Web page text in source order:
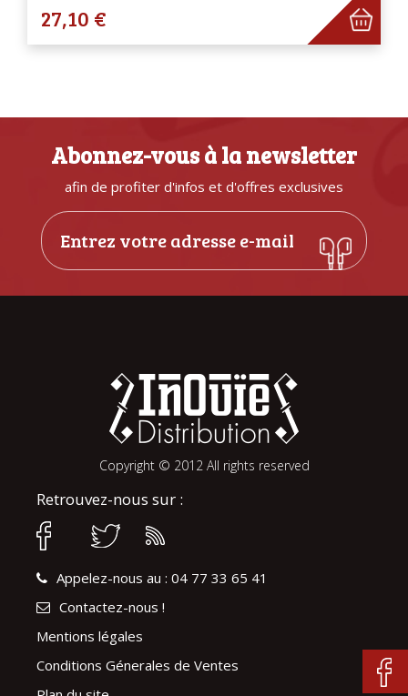
27,10 €
Abonnez-vous à la newsletter
afin de profiter d'infos et d'offres exclusives
Copyright © 2012 All rights reserved
Retrouvez-nous sur :
Appelez-nous au : 04 77 33 65 41
Contactez-nous !
Mentions légales
Conditions Génerales de Ventes